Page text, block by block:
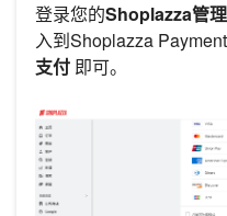
登录您的Shoplazza管
入到Shoplazza
支付 即可。